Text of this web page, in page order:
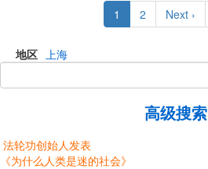
Current
page
1 Page
2
Next
page
Next ›
地区 上海
高级搜索
法轮功创始人发表
《为什么人类是迷的社会》